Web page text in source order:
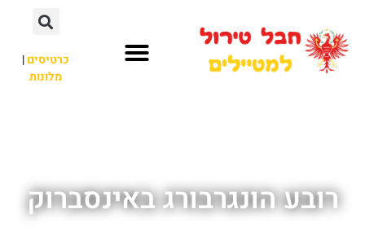
כרטיסים|
מלונות
רובע הונגרבורג באינסברוק